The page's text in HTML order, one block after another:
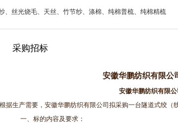
、丝光烧毛、天丝、竹节纱、涤棉、纯棉普梳、纯棉精梳
采购招标
安徽华鹏纺织有限公
安徽华鹏纺织有限
根据生产需要，安徽华鹏纺织有限公司拟采购一台隧道式绞（
一、标的内容及要求：